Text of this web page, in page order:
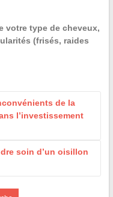
votre type de cheveux,
(frisés, raides
de la
l’investissement
soin d’un oisillon